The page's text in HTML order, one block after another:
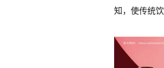
知，使传统